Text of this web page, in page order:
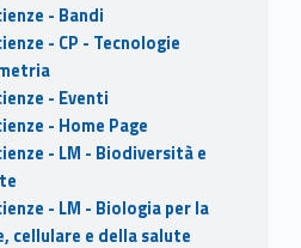
- Bandi
- CP - Tecnologie
- Eventi
- Home Page
- LM - Biodiversità e
- LM - Biologia per la
cellulare e della salute